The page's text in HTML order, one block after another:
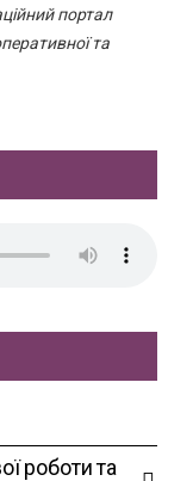
портал
та
роботи та